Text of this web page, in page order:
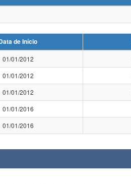
de Início
01/01/2012
01/01/2012
01/01/2012
01/01/2016
01/01/2016